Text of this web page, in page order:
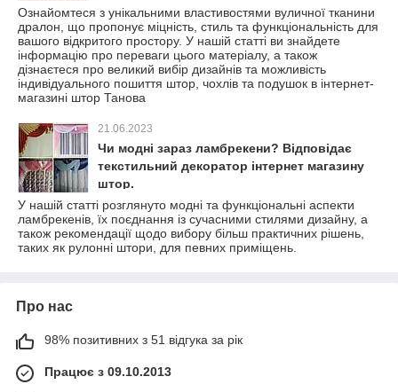
Ознайомтеся з унікальними властивостями вуличної тканини
дралон, що пропонує міцність, стиль та функціональність для
вашого відкритого простору. У нашій статті ви знайдете
інформацію про переваги цього матеріалу, а також
дізнаєтеся про великий вибір дизайнів та можливість
індивідуального пошиття штор, чохлів та подушок в інтернет-
магазині штор Танова
21.06.2023
Чи модні зараз ламбрекени? Відповідає
текстильний декоратор інтернет магазину
штор.
У нашій статті розглянуто модні та функціональні аспекти
ламбрекенів, їх поєднання із сучасними стилями дизайну, а
також рекомендації щодо вибору більш практичних рішень,
таких як рулонні штори, для певних приміщень.
Про нас
98% позитивних з 51 відгука за рік
Працює з 09.10.2013